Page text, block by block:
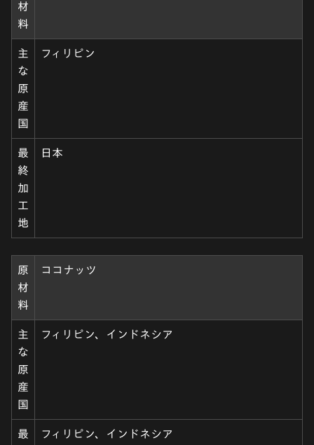
材
料
主
な
原
産
国
フィリピン
最
終
加
工
地
日本
原
材
料
ココナッツ
主
な
原
産
国
フィリピン、インドネシア
最
フィリピン、インドネシア